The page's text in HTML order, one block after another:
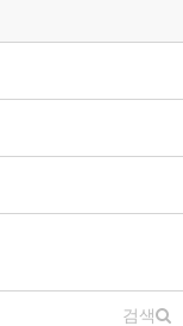
검색